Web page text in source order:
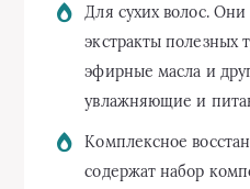
Для сухих волос. Они
экстракты полезных
эфирные масла и
увлажняющие и
Комплексное
содержат набор